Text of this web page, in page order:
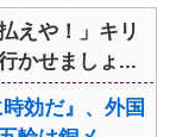
えや！」キリ
かせましょ...
効だ』、外国